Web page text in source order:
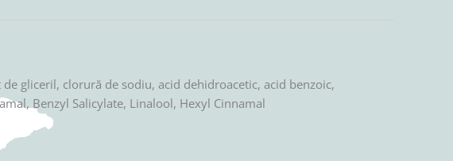
gliceril, clorură de sodiu, acid dehidroacetic, acid benzoic,
Benzyl Salicylate, Linalool, Hexyl Cinnamal